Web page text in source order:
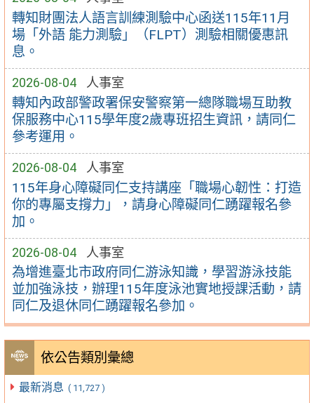
轉知財團法人語言訓練測驗中心函送115年11月
場「外語 能力測驗」（FLPT）測驗相關優惠訊
息。
2026-08-04 人事室
轉知內政部警政署保安警察第一總隊職場互助教
保服務中心115學年度2歲專班招生資訊，請同仁
參考運用。
2026-08-04 人事室
115年身心障礙同仁支持講座「職場心韌性：打造
你的專屬支撐力」，請身心障礙同仁踴躍報名參
加。
2026-08-04 人事室
為增進臺北市政府同仁游泳知識，學習游泳技能
並加強泳技，辦理115年度泳池實地授課活動，請
同仁及退休同仁踴躍報名參加。
依公告類別彙總
最新消息 ( 11,727 )